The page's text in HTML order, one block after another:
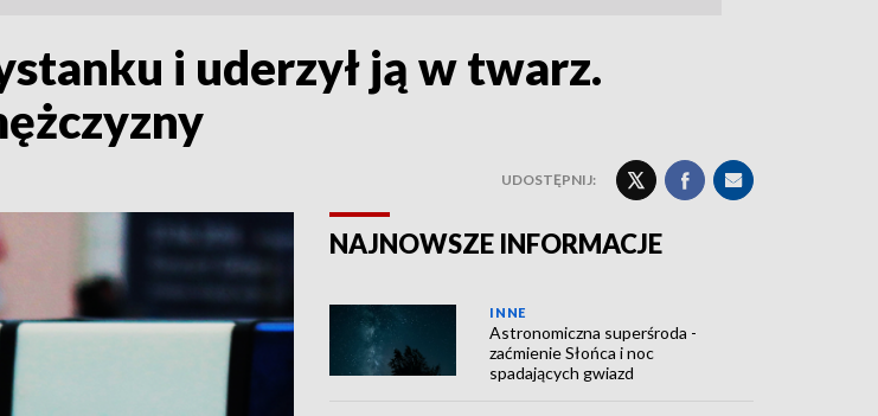
i uderzył ją w twarz.
UDOSTĘPNIJ:
NAJNOWSZE INFORMACJE
INNE
Astronomiczna superśroda -
zaćmienie Słońca i noc
spadających gwiazd